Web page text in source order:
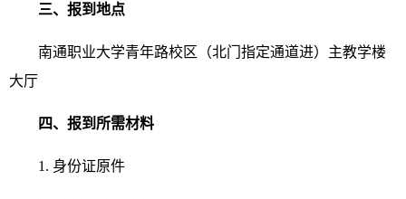
三、报到地点
南通职业大学青年路校区（北门指定通道进）主教学楼
大厅
四、报到所需材料
1. 身份证原件